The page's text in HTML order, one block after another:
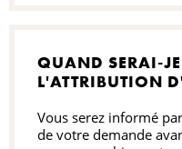
QUAND SERAI-
L'ATTRIBUTION
Vous serez informé
de votre demande